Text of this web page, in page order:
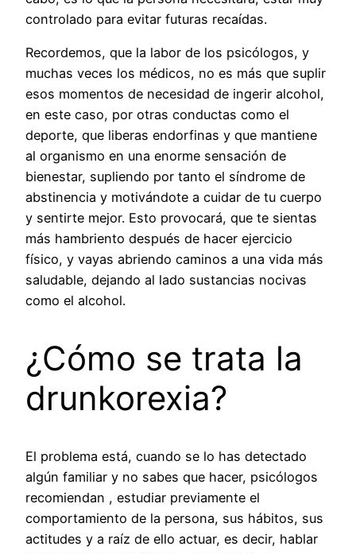
controlado para evitar futuras recaídas.
Recordemos, que la labor de los psicólogos, y
muchas veces los médicos, no es más que suplir
esos momentos de necesidad de ingerir alcohol,
en este caso, por otras conductas como el
deporte, que liberas endorfinas y que mantiene
al organismo en una enorme sensación de
bienestar, supliendo por tanto el síndrome de
abstinencia y motivándote a cuidar de tu cuerpo
y sentirte mejor. Esto provocará, que te sientas
más hambriento después de hacer ejercicio
físico, y vayas abriendo caminos a una vida más
saludable, dejando al lado sustancias nocivas
como el alcohol.
¿Cómo se trata la
drunkorexia?
El problema está, cuando se lo has detectado
algún familiar y no sabes que hacer, psicólogos
recomiendan , estudiar previamente el
comportamiento de la persona, sus hábitos, sus
actitudes y a raíz de ello actuar, es decir, hablar